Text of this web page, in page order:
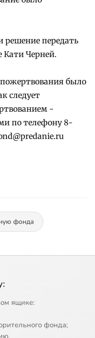
передать
Кати Черней.
было
следует
-
по телефону 8-
фонда
ящике:
фонда;